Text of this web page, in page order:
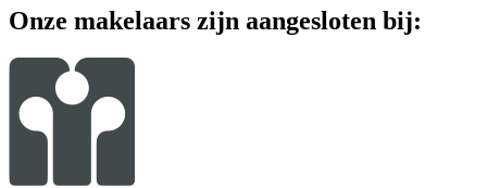
Onze makelaars zijn aangesloten bij: